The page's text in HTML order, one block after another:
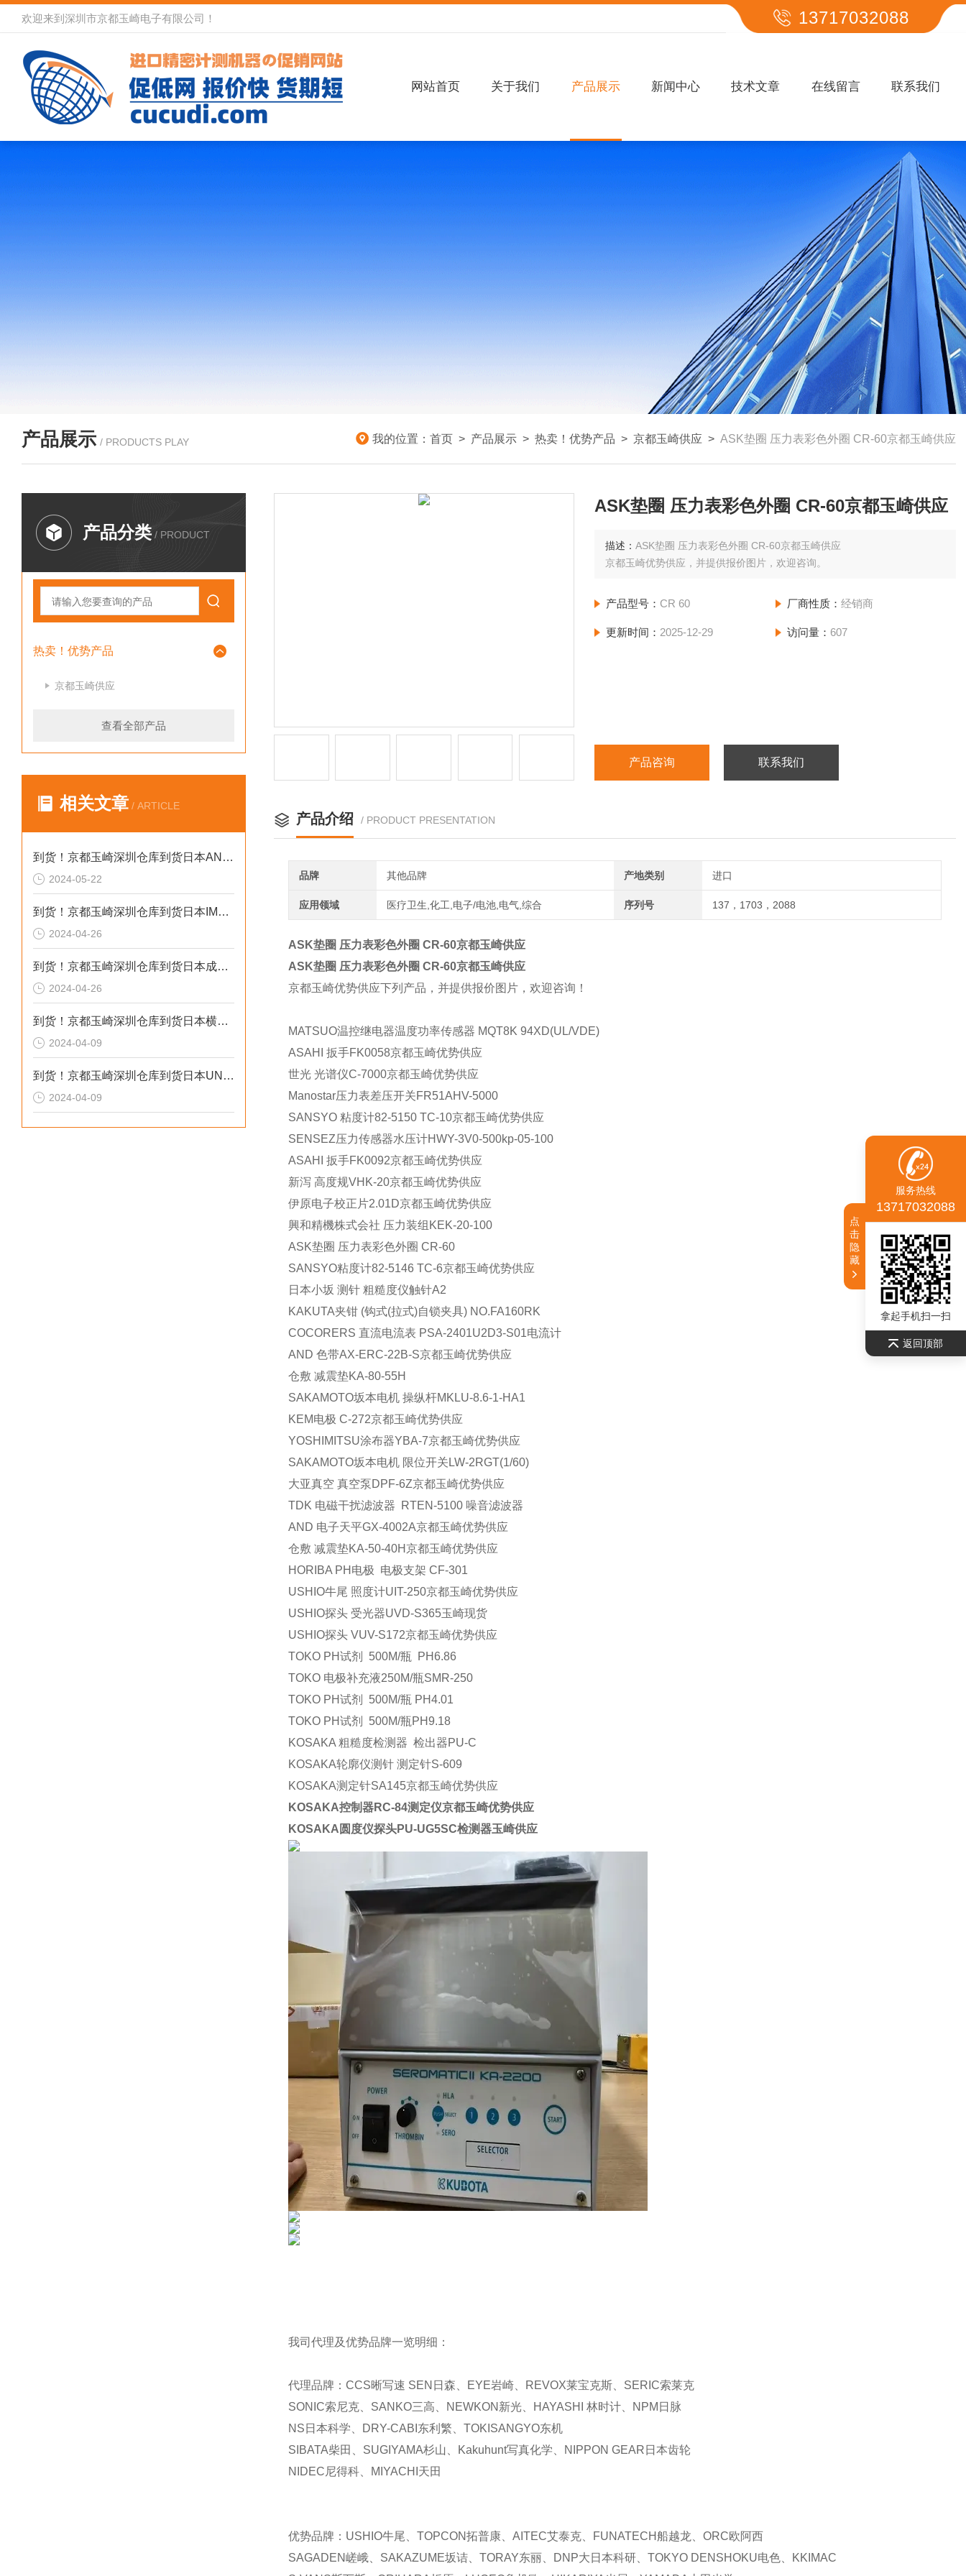
欢迎来到深圳市京都玉崎电子有限公司！ 13717032088
网站首页 关于我们 产品展示 新闻中心 技术文章 在线留言 联系我们
产品展示 / PRODUCTS PLAY 我的位置： 首页 > 产品展示 > 热卖！优势产品 > 京都玉崎供应 > ASK垫圈 压力表彩色外圈 CR-60京都玉崎供应
产品分类 / PRODUCT
热卖！优势产品
京都玉崎供应
查看全部产品
相关文章 / ARTICLE
到货！京都玉崎深圳仓库到货日本AND 电子秤HV-60KCEP
2024-05-22
到货！京都玉崎深圳仓库到货日本IMADA 推拉力计 DST-20N
2024-04-26
到货！京都玉崎深圳仓库到货日本成茂锻针仪MF2
2024-04-26
到货！京都玉崎深圳仓库到货日本横河 电导率仪传感器 SC8SG-R31-T-305-P1-A
2024-04-09
到货！京都玉崎深圳仓库到货日本UNITTA音波式皮带张力计U-550替换U-508
2024-04-09
ASK垫圈 压力表彩色外圈 CR-60京都玉崎供应
描述：ASK垫圈 压力表彩色外圈 CR-60京都玉崎供应
京都玉崎优势供应，并提供报价图片，欢迎咨询。
产品型号： CR 60 厂商性质： 经销商
更新时间： 2025-12-29 访问量： 607
产品咨询 联系我们
产品介绍 / PRODUCT PRESENTATION
品牌 其他品牌 产地类别 进口
应用领域 医疗卫生,化工,电子/电池,电气,综合 序列号 137，1703，2088
ASK垫圈 压力表彩色外圈 CR-60京都玉崎供应
ASK垫圈 压力表彩色外圈 CR-60京都玉崎供应
京都玉崎优势供应下列产品，并提供报价图片，欢迎咨询！
MATSUO温控继电器温度功率传感器 MQT8K 94XD(UL/VDE)
ASAHI 扳手FK0058京都玉崎优势供应
世光 光谱仪C-7000京都玉崎优势供应
Manostar压力表差压开关FR51AHV-5000
SANSYO 粘度计82-5150 TC-10京都玉崎优势供应
SENSEZ压力传感器水压计HWY-3V0-500kp-05-100
ASAHI 扳手FK0092京都玉崎优势供应
新泻 高度规VHK-20京都玉崎优势供应
伊原电子校正片2.01D京都玉崎优势供应
興和精機株式会社 压力装组KEK-20-100
ASK垫圈 压力表彩色外圈 CR-60
SANSYO粘度计82-5146 TC-6京都玉崎优势供应
日本小坂 测针 粗糙度仪触针A2
KAKUTA夹钳 (钩式(拉式)自锁夹具) NO.FA160RK
COCORERS 直流电流表 PSA-2401U2D3-S01电流计
AND 色带AX-ERC-22B-S京都玉崎优势供应
仓敷 减震垫KA-80-55H
SAKAMOTO坂本电机 操纵杆MKLU-8.6-1-HA1
KEM电极 C-272京都玉崎优势供应
YOSHIMITSU涂布器YBA-7京都玉崎优势供应
SAKAMOTO坂本电机 限位开关LW-2RGT(1/60)
大亚真空 真空泵DPF-6Z京都玉崎优势供应
TDK 电磁干扰滤波器 RTEN-5100 噪音滤波器
AND 电子天平GX-4002A京都玉崎优势供应
仓敷 减震垫KA-50-40H京都玉崎优势供应
HORIBA PH电极 电极支架 CF-301
USHIO牛尾 照度计UIT-250京都玉崎优势供应
USHIO探头 受光器UVD-S365玉崎现货
USHIO探头 VUV-S172京都玉崎优势供应
TOKO PH试剂 500M/瓶 PH6.86
TOKO 电极补充液250M/瓶SMR-250
TOKO PH试剂 500M/瓶 PH4.01
TOKO PH试剂 500M/瓶PH9.18
KOSAKA 粗糙度检测器 检出器PU-C
KOSAKA轮廓仪测针 测定针S-609
KOSAKA测定针SA145京都玉崎优势供应
KOSAKA控制器RC-84测定仪京都玉崎优势供应
KOSAKA圆度仪探头PU-UG5SC检测器玉崎供应
我司代理及优势品牌一览明细：
代理品牌：CCS晰写速 SEN日森、EYE岩崎、REVOX莱宝克斯、SERIC索莱克
SONIC索尼克、SANKO三高、NEWKON新光、HAYASHI 林时计、NPM日脉
NS日本科学、DRY-CABI东利繁、TOKISANGYO东机
SIBATA柴田、SUGIYAMA杉山、Kakuhunt写真化学、NIPPON GEAR日本齿轮
NIDEC尼得科、MIYACHI天田
优势品牌：USHIO牛尾、TOPCON拓普康、AITEC艾泰克、FUNATECH船越龙、ORC欧阿西
SAGADEN嵯峨、SAKAZUME坂诘、TORAY东丽、DNP大日本科研、TOKYO DENSHOKU电色、KKIMAC
服务热线
13717032088
拿起手机扫一扫
返回顶部
点
击
隐
藏